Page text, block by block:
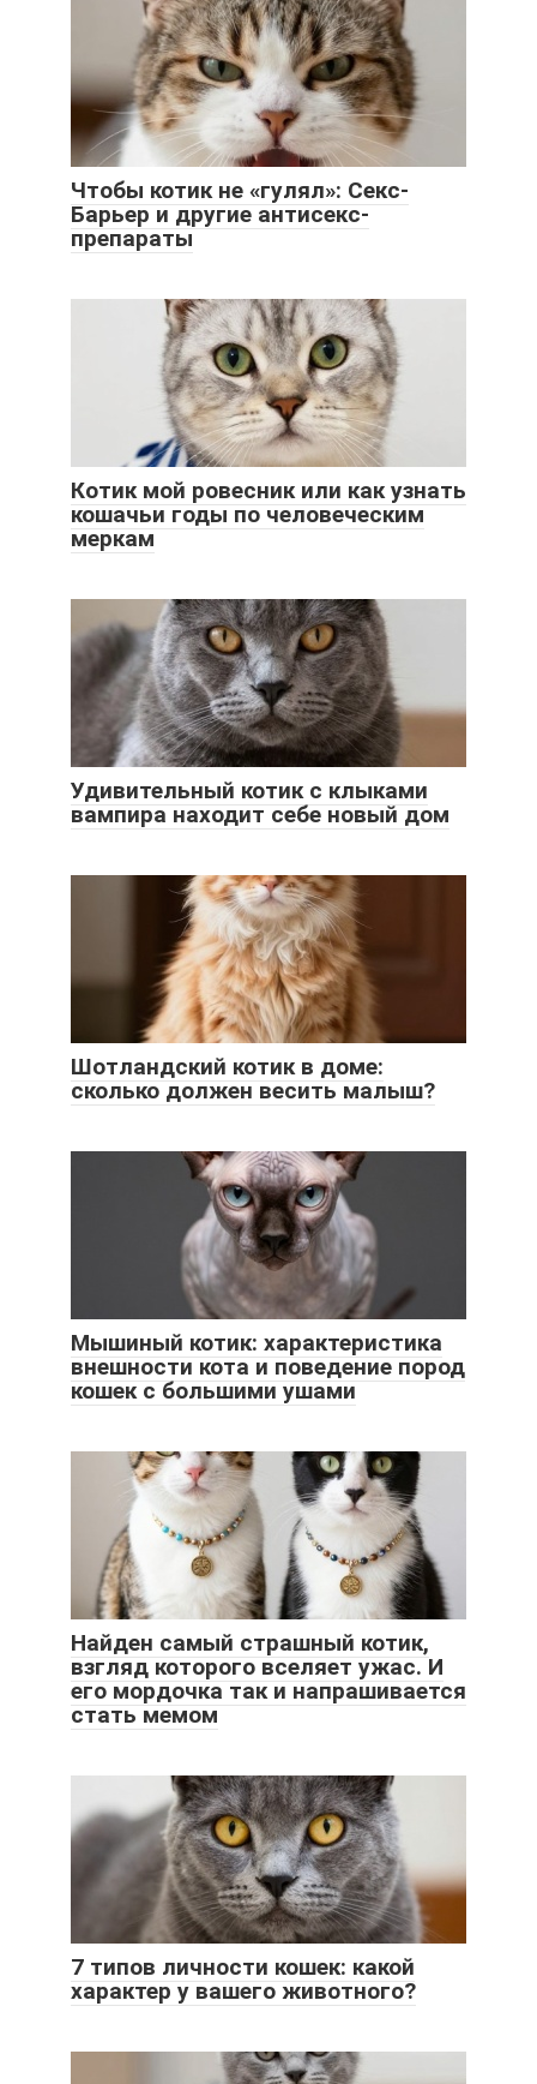
Чтобы котик не «гулял»: Секс-
Барьер и другие антисекс-
препараты
Котик мой ровесник или как узнать
кошачьи годы по человеческим
меркам
Удивительный котик с клыками
вампира находит себе новый дом
Шотландский котик в доме:
сколько должен весить малыш?
Мышиный котик: характеристика
внешности кота и поведение пород
кошек с большими ушами
Найден самый страшный котик,
взгляд которого вселяет ужас. И
его мордочка так и напрашивается
стать мемом
7 типов личности кошек: какой
характер у вашего животного?